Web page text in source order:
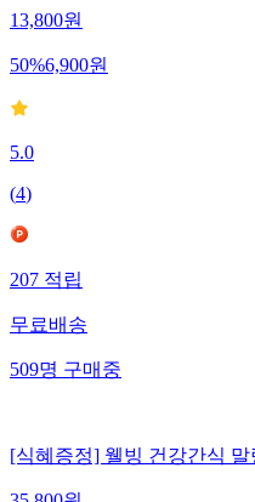
13,800원
50%6,900원
5.0
(4)
207적립
무료배송
509명구매중
[식혜증정] 웰빙 건강간식